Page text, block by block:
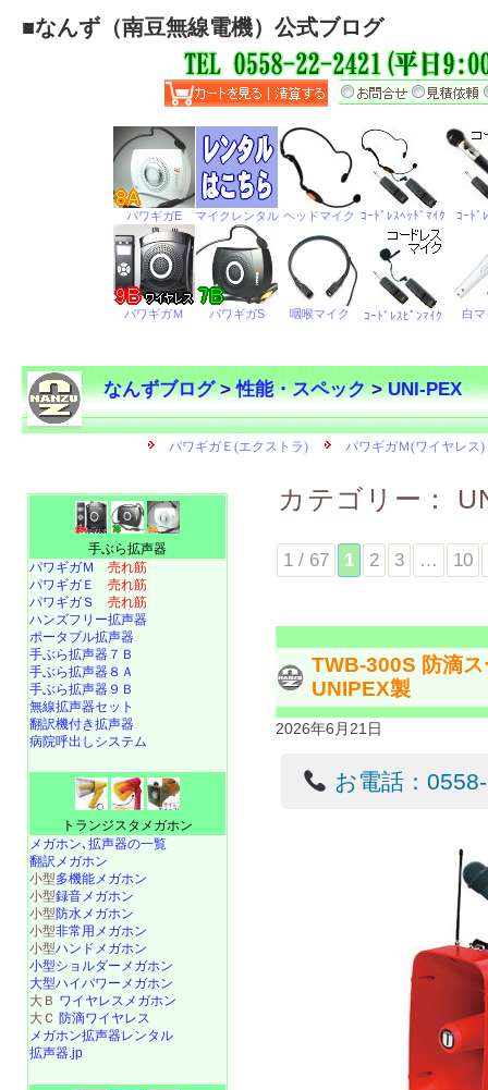
■なんず（南豆無線電機）公式ブログ
なんずブログ>性能・スペック>UNI-PEX
カテゴリー：
1 / 67 1 2 3 … 10
TWB-300S 防滴
UNIPEX製
2026年6月21日
お電話：
手ぶら拡声器
パワギガＭ 売れ筋
パワギガＥ 売れ筋
パワギガＳ 売れ筋
ハンズフリー拡声器
ポータブル拡声器
手ぶら拡声器７Ｂ
手ぶら拡声器８Ａ
手ぶら拡声器９Ｂ
無線拡声器セット
翻訳機付き拡声器
病院呼出しシステム
トランジスタメガホン
メガホン､拡声器の一覧
翻訳メガホン
小型多機能メガホン
小型録音メガホン
小型防水メガホン
小型非常用メガホン
小型ハンドメガホン
小型ショルダーメガホン
大型ハイパワーメガホン
大Ｂ ワイヤレスメガホン
大Ｃ 防滴ワイヤレス
メガホン拡声器レンタル
拡声器.jp